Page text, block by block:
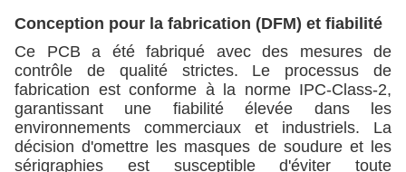
Conception pour la fabrication (DFM) et fiabilité
Ce PCB a été fabriqué avec des mesures de
contrôle de qualité strictes. Le processus de
fabrication est conforme à la norme IPC-Class-2,
garantissant une fiabilité élevée dans les
environnements commerciaux et industriels. La
décision d'omettre les masques de soudure et les
sérigraphies est susceptible d'éviter toute